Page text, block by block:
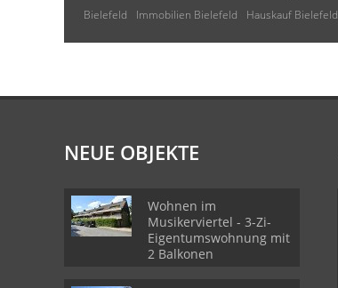
Bielefeld
Immobilien Bielefeld Hauskauf Bielefeld
NEUE OBJEKTE
Wohnen im
Musikerviertel - 3-Zi-
Eigentumswohnung mit
2 Balkonen